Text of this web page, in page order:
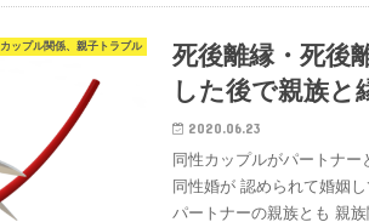
カップル関係、親子トラブル
死後離縁・死後
した後で親族
2020.06.23
同性カップルがパートナ
同性婚が 認められて婚姻
パートナーの親族とも 親